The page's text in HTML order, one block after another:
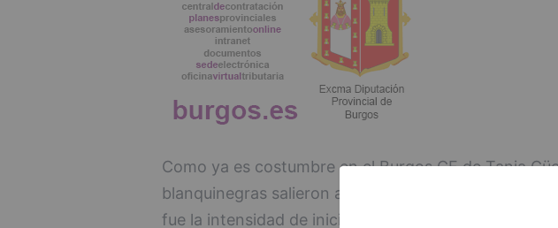
Como ya es costumbre en el Burgos CF de Tania
blanquinegras salieron al verde con presión alta y
fue la intensidad de inicio, que tan solo cinco